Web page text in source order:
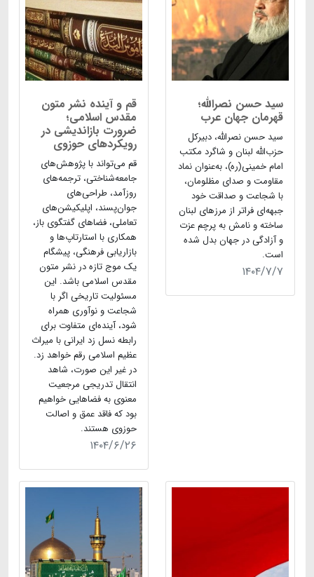
سید حسن نصرالله؛
قهرمان جهان عرب
سید حسن نصرالله، دبیرکل
حزب‌الله لبنان و شاگرد مکتب
امام خمینی(ره)، به‌عنوان نماد
مقاومت و صدای مظلومان،
با شجاعت و صداقت خود
جبهه‌ای فراتر از مرزهای لبنان
ساخته و نامش به پرچم عزت
و آزادگی در جهان بدل شده
است.
۱۴۰۴/۷/۷
قم و آینده نشر متون
مقدس اسلامی؛
ضرورت بازاندیشی در
رویکردهای حوزوی
قم می‌تواند با پژوهش‌های
جامعه‌شناختی، ترجمه‌های
روزآمد، طراحی‌های
جوان‌پسند، اپلیکیشن‌های
تعاملی، فضاهای گفتگوی باز،
همکاری با استارتاپ‌ها و
بازاریابی فرهنگی، پیشگام
یک موج تازه در نشر متون
مقدس اسلامی باشد. این
مسئولیت تاریخی اگر با
شجاعت و نوآوری همراه
شود، آینده‌ای متفاوت برای
رابطه نسل زد ایرانی با میراث
عظیم اسلامی رقم خواهد زد.
در غیر این صورت، شاهد
انتقال تدریجی مرجعیت
معنوی به فضاهایی خواهیم
بود که فاقد عمق و اصالت
حوزوی هستند.
۱۴۰۴/۶/۲۶